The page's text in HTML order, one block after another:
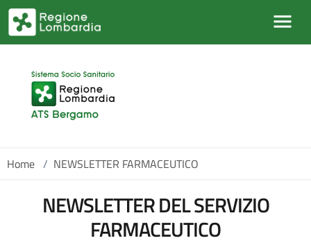
Salta al contenuto principale
Home / NEWSLETTER FARMACEUTICO
NEWSLETTER DEL SERVIZIO
FARMACEUTICO